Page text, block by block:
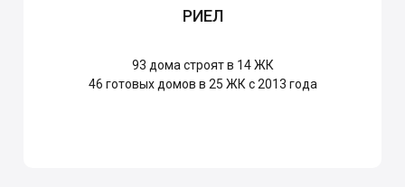
РИЕЛ
93 дома строят в 14 ЖК
46 готовых домов в 25 ЖК с 2013 года